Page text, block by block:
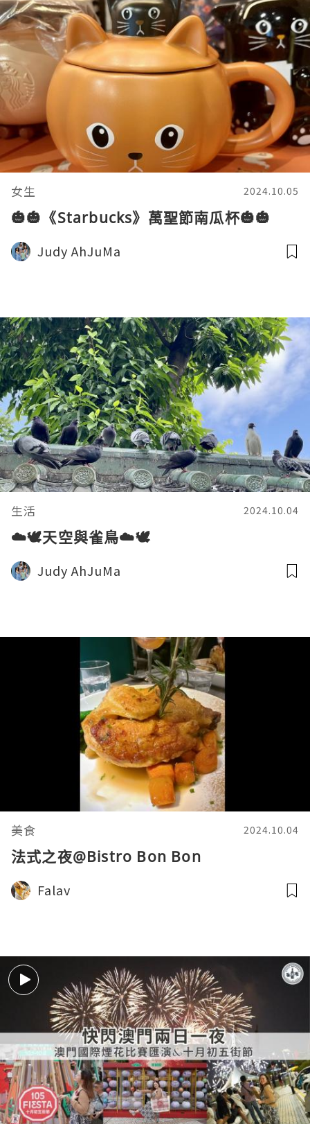
女生 2024.10.05
🎃🎃《Starbucks》萬聖節南瓜杯🎃🎃
Judy AhJuMa
生活 2024.10.04
☁️🕊️天空與雀鳥☁️🕊️
Judy AhJuMa
美食 2024.10.04
法式之夜@Bistro Bon Bon
Falav